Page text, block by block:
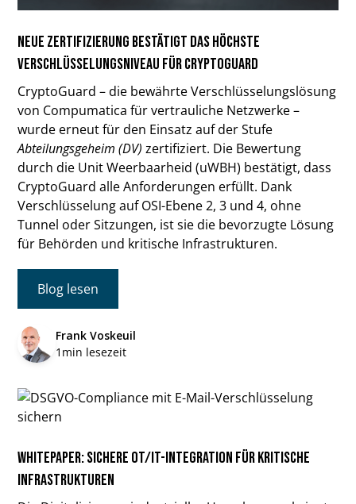
Neue Zertifizierung bestätigt das höchste
Verschlüsselungsniveau für CryptoGuard
CryptoGuard – die bewährte Verschlüsselungslösung
von Compumatica für vertrauliche Netzwerke –
wurde erneut für den Einsatz auf der Stufe
Abteilungsgeheim (DV) zertifiziert. Die Bewertung
durch die Unit Weerbaarheid (uWBH) bestätigt, dass
CryptoGuard alle Anforderungen erfüllt. Dank
Verschlüsselung auf OSI-Ebene 2, 3 und 4, ohne
Tunnel oder Sitzungen, ist sie die bevorzugte Lösung
für Behörden und kritische Infrastrukturen.
Blog lesen
Frank Voskeuil
1 min lesezeit
Whitepaper: Sichere OT/IT-Integration für kritische
Infrastrukturen